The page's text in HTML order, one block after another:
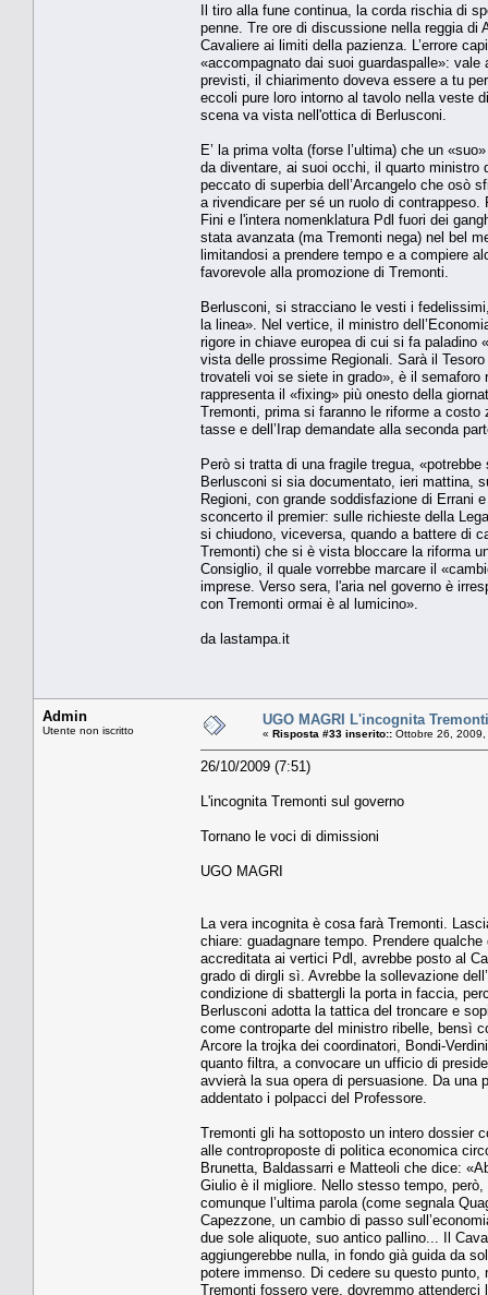
Il tiro alla fune continua, la corda rischia di
penne. Tre ore di discussione nella reggia di
Cavaliere ai limiti della pazienza. L’errore
«accompagnato dai suoi guardaspalle»:
previsti, il chiarimento doveva essere a tu
eccoli pure loro intorno al tavolo nella veste
scena va vista nell'ottica di Berlusconi.
E’ la prima volta (forse l’ultima) che un
da diventare, ai suoi occhi, il quarto ministro
peccato di superbia dell’Arcangelo che osò
a rivendicare per sé un ruolo di
Fini e l'intera nomenklatura Pdl fuori dei
stata avanzata (ma Tremonti nega) nel bel
limitandosi a prendere tempo e a compiere
favorevole alla promozione di Tremonti.
Berlusconi, si stracciano le vesti i
la linea». Nel vertice, il ministro
rigore in chiave europea di cui si fa paladino
vista delle prossime Regionali. Sarà il
trovateli voi se siete in grado», è il
rappresenta il «fixing» più onesto della
Tremonti, prima si faranno le riforme a
tasse e dell’Irap demandate alla seconda
Però si tratta di una fragile tregua,
Berlusconi si sia documentato, ieri mattina,
Regioni, con grande soddisfazione di Errani
sconcerto il premier: sulle richieste della
si chiudono, viceversa, quando a battere di
Tremonti) che si è vista bloccare la riforma
Consiglio, il quale vorrebbe marcare il
imprese. Verso sera, l'aria nel governo è
con Tremonti ormai è al lumicino».
da lastampa.it
Admin
Utente non iscritto
UGO MAGRI L'incognita
« Risposta #33 inserito:: Ottobre 26,
26/10/2009 (7:51)
L'incognita Tremonti sul governo
Tornano le voci di dimissioni
UGO MAGRI
La vera incognita è cosa farà Tremonti.
chiare: guadagnare tempo. Prendere
accreditata ai vertici Pdl, avrebbe posto al
grado di dirgli sì. Avrebbe la sollevazione
condizione di sbattergli la porta in faccia,
Berlusconi adotta la tattica del troncare e
come controparte del ministro ribelle, bensì
Arcore la trojka dei coordinatori, Bondi-
quanto filtra, a convocare un ufficio di
avvierà la sua opera di persuasione. Da
addentato i polpacci del Professore.
Tremonti gli ha sottoposto un intero dossier
alle controproposte di politica economica
Brunetta, Baldassarri e Matteoli che dice:
Giulio è il migliore. Nello stesso tempo,
comunque l’ultima parola (come segnala
Capezzone, un cambio di passo
due sole aliquote, suo antico pallino... Il
aggiungerebbe nulla, in fondo già guida da
potere immenso. Di cedere su questo
Tremonti fossero vere, dovremmo